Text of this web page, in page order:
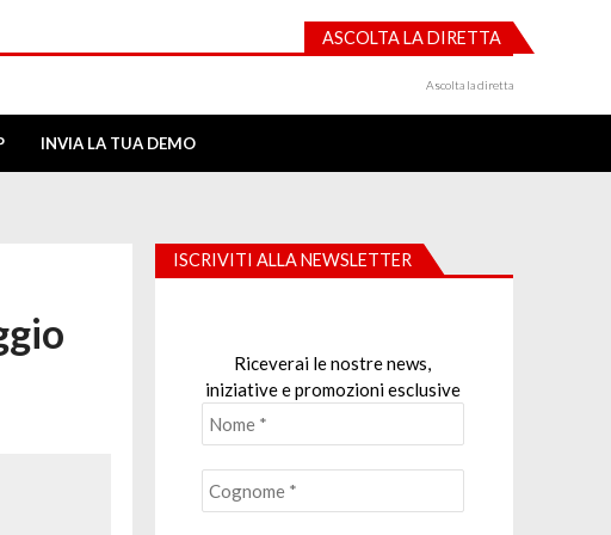
ASCOLTA LA DIRETTA
Ascolta la diretta
INVIA LA TUA DEMO
ISCRIVITI ALLA NEWSLETTER
Riceverai le nostre news,
iniziative e promozioni esclusive